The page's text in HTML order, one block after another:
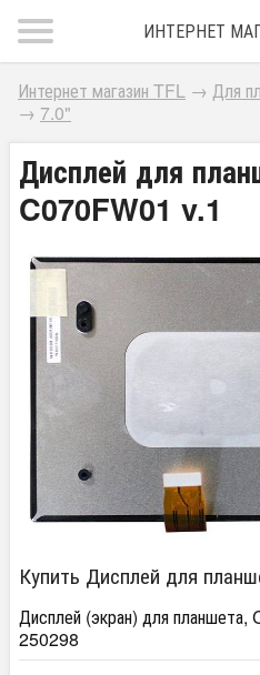
ИНТЕРНЕТ
Интернет магазин TFL → Для
→ 7.0"
Дисплей для
C070FW01 v.1
Купить Дисплей для
Дисплей (экран) для
250298